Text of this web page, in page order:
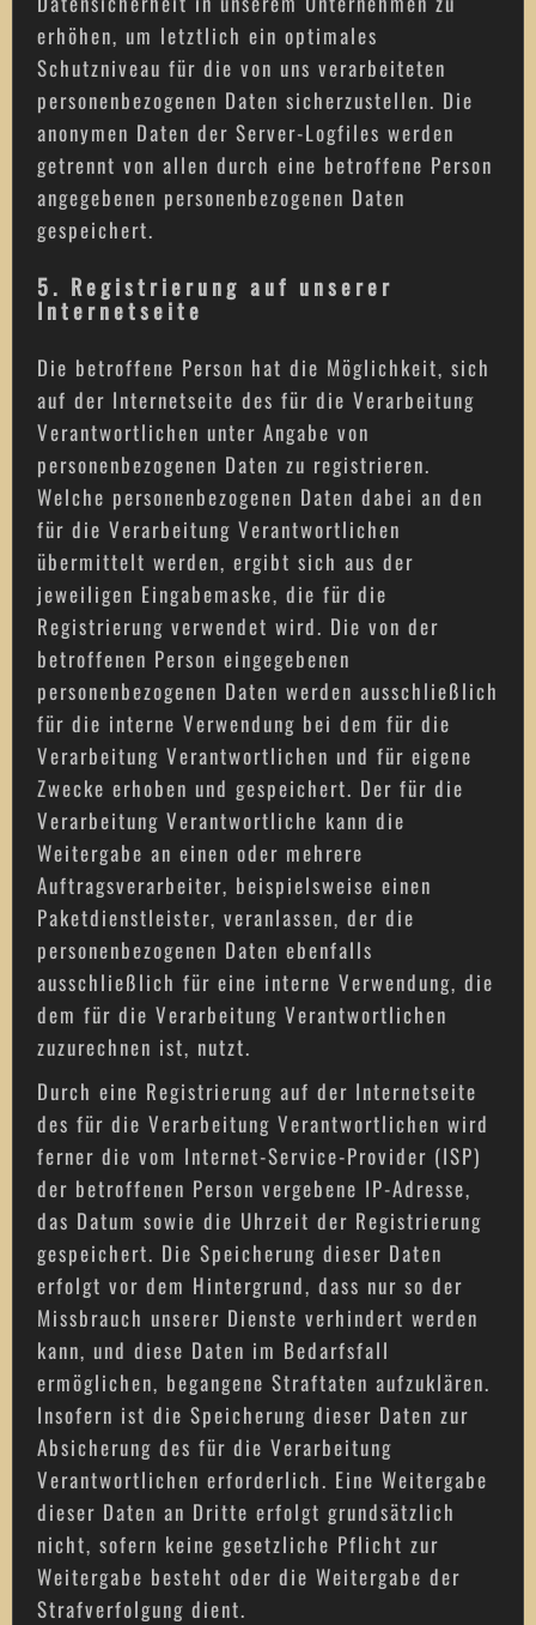
erhöhen, um letztlich ein optimales
Schutzniveau für die von uns verarbeiteten
personenbezogenen Daten sicherzustellen. Die
anonymen Daten der Server-Logfiles werden
getrennt von allen durch eine betroffene Person
angegebenen personenbezogenen Daten
gespeichert.
5. Registrierung auf unserer
Internetseite
Die betroffene Person hat die Möglichkeit, sich
auf der Internetseite des für die Verarbeitung
Verantwortlichen unter Angabe von
personenbezogenen Daten zu registrieren.
Welche personenbezogenen Daten dabei an den
für die Verarbeitung Verantwortlichen
übermittelt werden, ergibt sich aus der
jeweiligen Eingabemaske, die für die
Registrierung verwendet wird. Die von der
betroffenen Person eingegebenen
personenbezogenen Daten werden ausschließlich
für die interne Verwendung bei dem für die
Verarbeitung Verantwortlichen und für eigene
Zwecke erhoben und gespeichert. Der für die
Verarbeitung Verantwortliche kann die
Weitergabe an einen oder mehrere
Auftragsverarbeiter, beispielsweise einen
Paketdienstleister, veranlassen, der die
personenbezogenen Daten ebenfalls
ausschließlich für eine interne Verwendung, die
dem für die Verarbeitung Verantwortlichen
zuzurechnen ist, nutzt.
Durch eine Registrierung auf der Internetseite
des für die Verarbeitung Verantwortlichen wird
ferner die vom Internet-Service-Provider (ISP)
der betroffenen Person vergebene IP-Adresse,
das Datum sowie die Uhrzeit der Registrierung
gespeichert. Die Speicherung dieser Daten
erfolgt vor dem Hintergrund, dass nur so der
Missbrauch unserer Dienste verhindert werden
kann, und diese Daten im Bedarfsfall
ermöglichen, begangene Straftaten aufzuklären.
Insofern ist die Speicherung dieser Daten zur
Absicherung des für die Verarbeitung
Verantwortlichen erforderlich. Eine Weitergabe
dieser Daten an Dritte erfolgt grundsätzlich
nicht, sofern keine gesetzliche Pflicht zur
Weitergabe besteht oder die Weitergabe der
Strafverfolgung dient.